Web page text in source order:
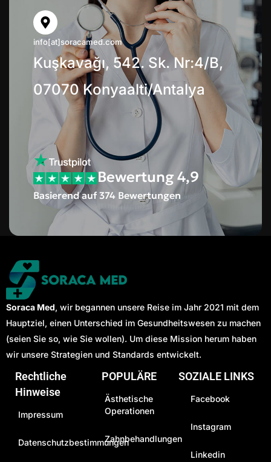
info[at]soracamed.com
Kuşkavağı, 542. Sk. Nr:4/B,
07070 Konyaalti/Antalya
Bewertung 4,9
Basierend auf 374 Bewertungen
Soraca Med, wir begannen unsere Reise im Jahr 2021 mit dem
Hauptziel, einen Unterschied im Gesundheitswesen zu machen
(seien Sie so, wie Sie wollen). Um diese Mission herum haben
wir unsere Strategien und Standards entwickelt.
Rechtliche
Hinweise
Impressum
Datenschutzbestimmungen
POPULÄRE
Ästhetische
Operationen
Zahnbehandlungen
SOZIALE LINKS
Facebook
Instagram
Linkedin